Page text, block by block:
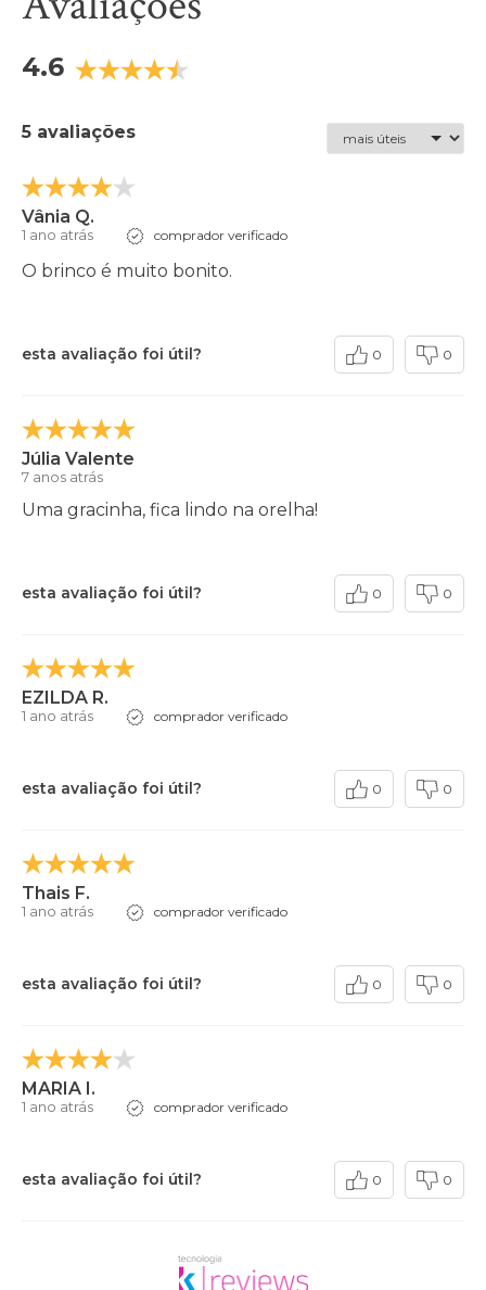
4.6
5 avaliações
Vânia Q.
1 ano atrás comprador verificado
O brinco é muito bonito.
esta avaliação foi útil? 0 0
Júlia Valente
7 anos atrás
Uma gracinha, fica lindo na orelha!
esta avaliação foi útil? 0 0
EZILDA R.
1 ano atrás comprador verificado
esta avaliação foi útil? 0 0
Thais F.
1 ano atrás comprador verificado
esta avaliação foi útil? 0 0
MARIA I.
1 ano atrás comprador verificado
esta avaliação foi útil? 0 0